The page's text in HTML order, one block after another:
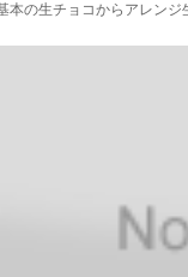
本の生チョコからアレンジ